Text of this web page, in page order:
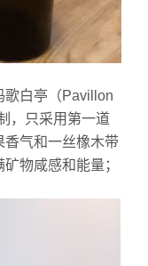
歌白亭（Pavillon
，只采用第一道
香气和一丝橡木带
物咸感和能量；